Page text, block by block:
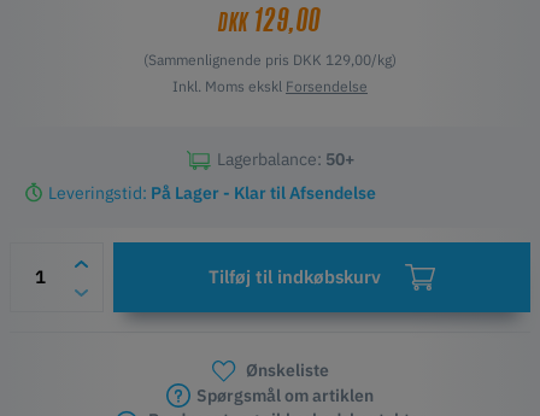
DKK129,00
(Sammenlignende pris DKK 129,00/kg)
Inkl. Moms ekskl Forsendelse
Lagerbalance: 50+
Leveringstid: På Lager - Klar til Afsendelse
Tilføj til indkøbskurv
Ønskeliste
Spørgsmål om artiklen